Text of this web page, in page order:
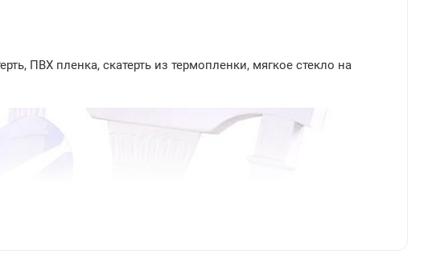
ПВХ пленка, скатерть из термопленки, мягкое стекло на